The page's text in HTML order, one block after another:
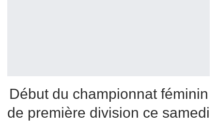
Début du championnat féminin
de première division ce samedi